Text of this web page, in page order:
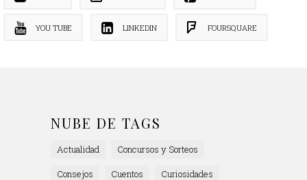
YOU TUBE LINKEDIN FOURSQUARE
NUBE DE TAGS
Actualidad
Concursos y Sorteos
Consejos
Cuentos
Curiosidades